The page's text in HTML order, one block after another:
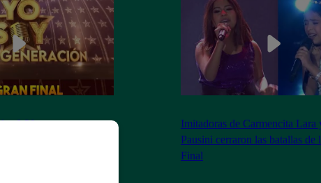
8:20 pm conoceremos
Imitadoras de Carmencita Lara
Pausini cerraron las batallas de
Final